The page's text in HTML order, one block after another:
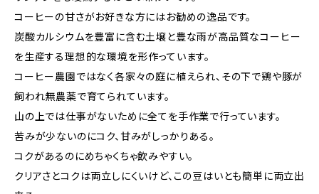
コーヒーの甘さがお好きな方にはお勧めの逸品です。
炭酸カルシウムを豊富に含む土壌と豊な雨が高品質なコーヒー
を生産する理想的な環境を形作っています。
コーヒー農園ではなく各家々の庭に植えられ、その下で鶏や豚が
飼われ無農薬で育てられています。
山の上では仕事がないために全てを手作業で行っています。
苦みが少ないのにコク、甘みがしっかりある。
コクがあるのにめちゃくちゃ飲みやすい。
クリアさとコクは両立しにくいけど、この豆はいとも簡単に両立出